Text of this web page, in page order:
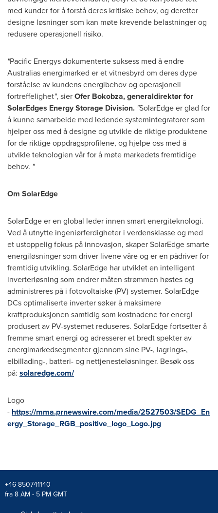
med kunder for å forstå deres kritiske behov, og deretter
designe løsninger som kan møte krevende belastninger og
redusere operasjonell risiko.
"Pacific Energys dokumenterte suksess med å endre
Australias energimarked er et vitnesbyrd om deres dype
forståelse av kundens energibehov og operasjonell
fortreffelighet", sierOfer Bokobza, generaldirektør for
SolarEdges Energy Storage Division. "SolarEdge er glad for
å kunne samarbeide med ledende systemintegratorer som
hjelper oss med å designe og utvikle de riktige produktene
for de riktige oppdragsprofilene, og hjelpe oss med å
utvikle teknologien vår for å møte markedets fremtidige
behov. "
Om SolarEdge
SolarEdge er en global leder innen smart energiteknologi.
Ved å utnytte ingeniørferdigheter i verdensklasse og med
et ustoppelig fokus på innovasjon, skaper SolarEdge smarte
energiløsninger som driver livene våre og er en pådriver for
fremtidig utvikling. SolarEdge har utviklet en intelligent
inverterløsning som endrer måten strømmen høstes og
administreres på i fotovoltaiske (PV) systemer. SolarEdge
DCs optimaliserte inverter søker å maksimere
kraftproduksjonen samtidig som kostnadene for energi
produsert av PV-systemet reduseres. SolarEdge fortsetter å
fremme smart energi og adresserer et bredt spekter av
energimarkedsegmenter gjennom sine PV-, lagrings-,
elbillading-, batteri- og nettjenesteløsninger. Besøk oss
på: solaredge.com/
Logo
- https://mma.prnewswire.com/media/2527503/SEDG_En
ergy_Storage_RGB_positive_logo_Logo.jpg
+46 850741140
fra 8 AM - 5 PM GMT